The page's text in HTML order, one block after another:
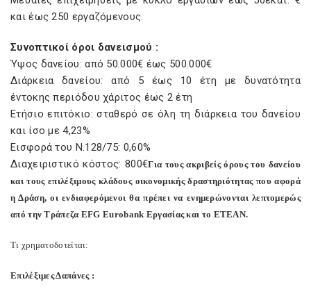
και έως 250 εργαζόμενους.
Συνοπτικοί όροι δανεισμού :
Ύψος δανείου: από 50.000€ έως 500.000€
Διάρκεια δανείου: από 5 έως 10 έτη με δυνατότητα
έντοκης περιόδου χάριτος έως 2 έτη
Ετήσιο επιτόκιο: σταθερό σε όλη τη διάρκεια του δανείου
και ίσο με 4,23%
Εισφορά του Ν.128/75: 0,60%
Διαχειριστικό κόστος: 800€Για τους ακριβείς όρους του δανείου
και τους επιλέξιμους κλάδους οικονομικής δραστηριότητας που αφορά
η Δράση, οι ενδιαφερόμενοι θα πρέπει να ενημερώνονται λεπτομερώς
από την Τράπεζα EFG Eurobank Εργασίας και το ΕΤΕΑΝ.
Τι χρηματοδοτείται:
Επιλέξιμες Δαπάνες :